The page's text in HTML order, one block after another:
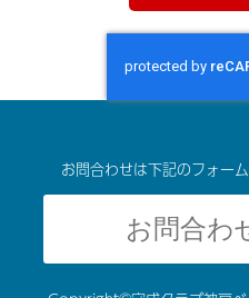
お問合わせは下記のフォー
お問合わ